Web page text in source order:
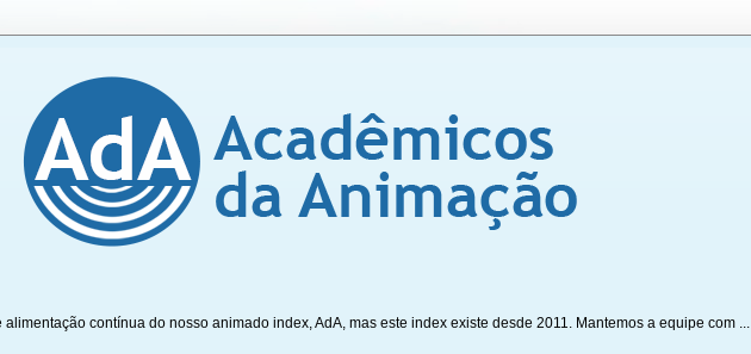
contínua do nosso animado index, AdA, mas este index existe desde 2011. Mantemos a equipe com ...